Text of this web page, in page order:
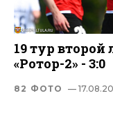
19 тур второй
«Ротор-2» - 3:0
82 ФОТО —